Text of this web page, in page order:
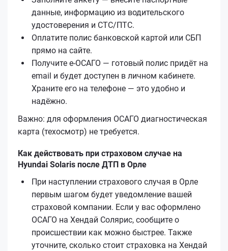
данные, информацию из водительского
удостоверения и СТС/ПТС.
Оплатите полис банковской картой или СБП
прямо на сайте.
Получите е‑ОСАГО — готовый полис придёт на
email и будет доступен в личном кабинете.
Храните его на телефоне — это удобно и
надёжно.
Важно: для оформления ОСАГО диагностическая
карта (техосмотр) не требуется.
Как действовать при страховом случае на
Hyundai Solaris после ДТП в Орле
При наступлении страхового случая в Орле
первым шагом будет уведомление вашей
страховой компании. Если у вас оформлено
ОСАГО на Хендай Солярис, сообщите о
происшествии как можно быстрее. Также
уточните, сколько стоит страховка на Хендай